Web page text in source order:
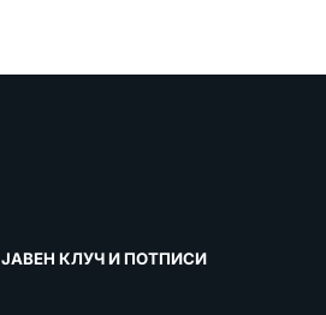
ЈАВЕН КЛУЧ И ПОТПИСИ